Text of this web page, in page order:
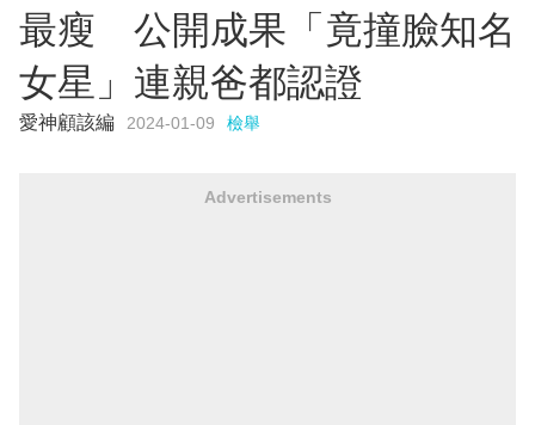
最瘦 公開成果「竟撞臉知名
女星」連親爸都認證
愛神顧該編 2024-01-09 檢舉
Advertisements